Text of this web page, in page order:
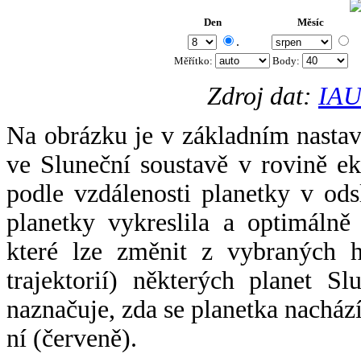
Den Měsíc
.
Měřítko: Body:
Zdroj dat:
Na obrázku je v základním
ve Sluneční soustavě v rovině
podle vzdálenosti planetky v
planetky vykreslila a
které lze změnit z vybraných
trajektorií) některých planet
naznačuje, zda se planetka
ní (červeně).